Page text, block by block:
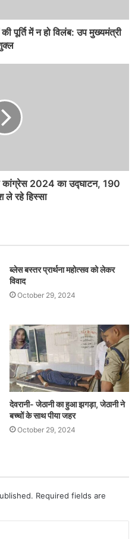
पूर्ति में न हो विलंब: उप मुख्यमंत्री
कांग्रेस 2024 का उद्घाटन, 190
ले रहे हिस्सा
ब्लेस बस्तर प्रार्थना महोत्सव को लेकर
विवाद
October 29, 2024
देवरानी- जेठानी का हुआ झगड़ा, जेठानी ने
बच्चों के साथ पीया जहर
October 29, 2024
Required fields are